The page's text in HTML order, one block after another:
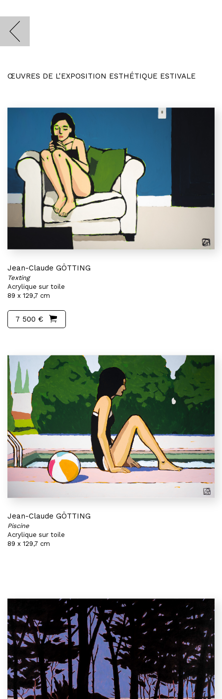
ŒUVRES DE L'EXPOSITION ESTHÉTIQUE ESTIVALE
Jean-Claude GÖTTING
Texting
Acrylique sur toile
89 x 129,7 cm
7 500 €
Jean-Claude GÖTTING
Piscine
Acrylique sur toile
89 x 129,7 cm